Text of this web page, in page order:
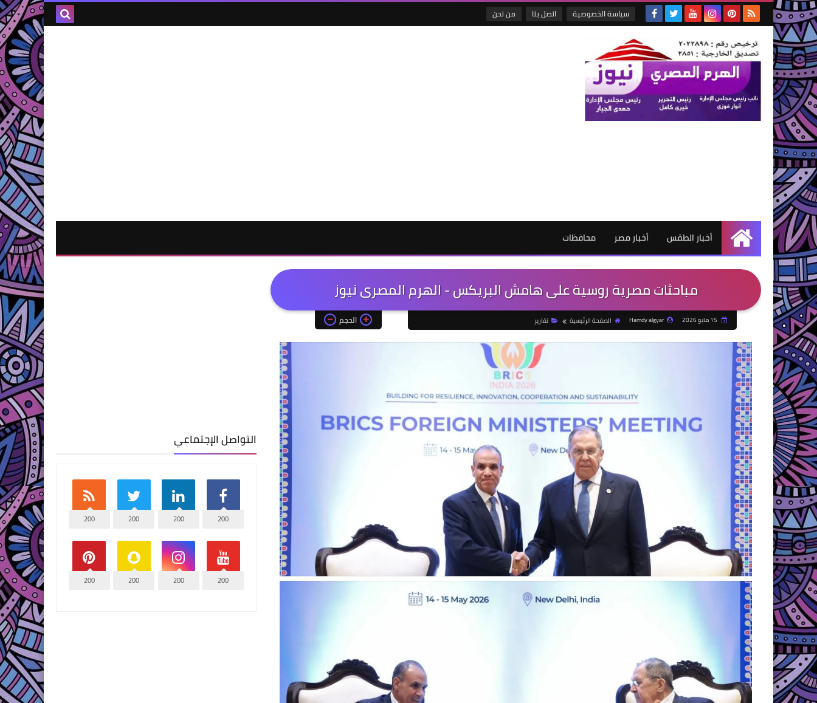
سياسة الخصوصية اتصل بنا من نحن
الرئيسية
أخبار الطقس أخبار مصر محافظات
مباحثات مصرية روسية على هامش البريكس - الهرم المصرى نيوز
Hamdy algyar الصفحة الرئيسية تقارير الحجم
التواصل الإجتماعي
200
200
200
200
200
200
200
200